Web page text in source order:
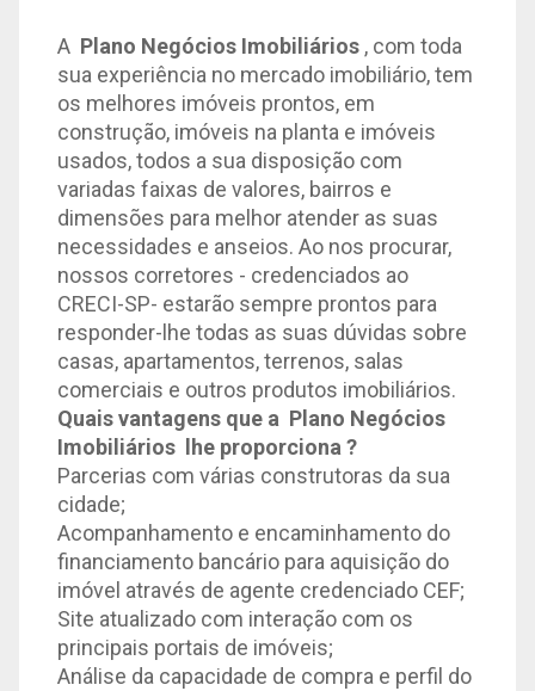
A Plano Negócios Imobiliários , com toda
sua experiência no mercado imobiliário, tem
os melhores imóveis prontos, em
construção, imóveis na planta e imóveis
usados, todos a sua disposição com
variadas faixas de valores, bairros e
dimensões para melhor atender as suas
necessidades e anseios. Ao nos procurar,
nossos corretores - credenciados ao
CRECI-SP- estarão sempre prontos para
responder-lhe todas as suas dúvidas sobre
casas, apartamentos, terrenos, salas
comerciais e outros produtos imobiliários.
Quais vantagens que a Plano Negócios
Imobiliários
lhe proporciona ?
Parcerias com várias construtoras da sua
cidade;
Acompanhamento e encaminhamento do
financiamento bancário para aquisição do
imóvel através de agente credenciado CEF;
Site atualizado com interação com os
principais portais de imóveis;
Análise da capacidade de compra e perfil do